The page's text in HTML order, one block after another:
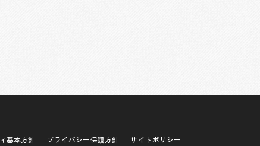
基本方針 プライバシー保護方針 サイトポリシー